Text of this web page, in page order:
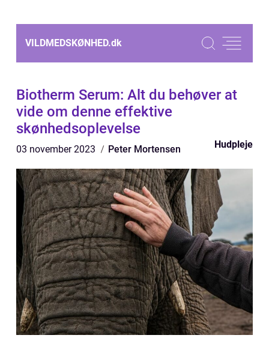
VILDMEDSKØNHED.dk
Biotherm Serum: Alt du behøver at
vide om denne effektive
skønhedsoplevelse
03 november 2023 Peter Mortensen Hudpleje